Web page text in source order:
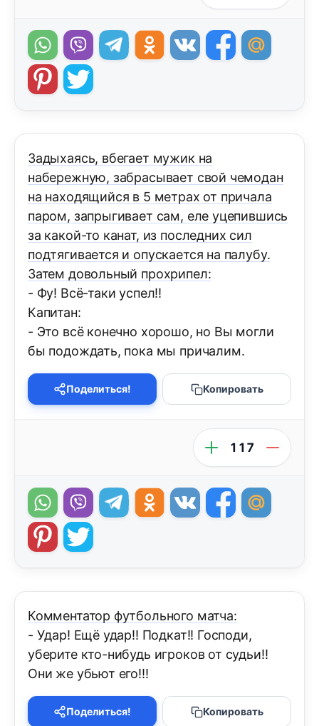
Задыхаясь, вбегает мужик на
набережную, забрасывает свой чемодан
на находящийся в 5 метpaх от причала
паром, запрыгивает сам, еле уцепившись
за какой-то канат, из последних сил
подтягивается и опускается на палубу.
Затем довольный прохрипел:
- Фу! Всё-таки успел!!
Капитан:
- Это всё конечно хорошо, но Вы могли
бы подождать, пока мы причалим.
Поделиться! Копировать
117
Комментатор футбольного матча:
- Удар! Ещё удар!! Подкат!! Господи,
уберите кто-нибудь игроков от судьи!!
Они же убьют его!!!
Поделиться! Копировать